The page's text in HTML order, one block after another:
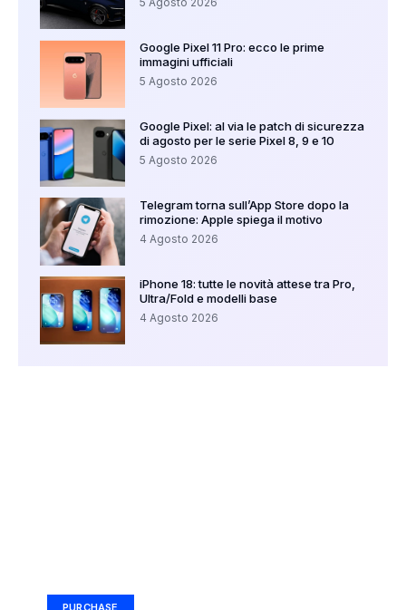
Google Pixel 11 Pro: ecco le prime
immagini ufficiali
5 Agosto 2026
Google Pixel: al via le patch di sicurezza
di agosto per le serie Pixel 8, 9 e 10
5 Agosto 2026
Telegram torna sull’App Store dopo la
rimozione: Apple spiega il motivo
4 Agosto 2026
iPhone 18: tutte le novità attese tra Pro,
Ultra/Fold e modelli base
4 Agosto 2026
PURCHASE